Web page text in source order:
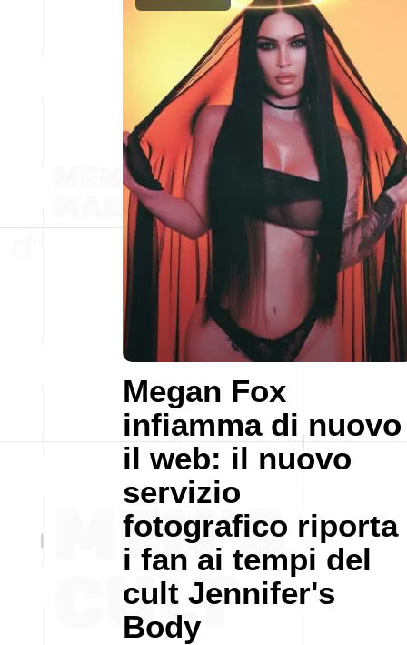
Megan Fox
infiamma di nuovo
il web: il nuovo
servizio
fotografico riporta
i fan ai tempi del
cult Jennifer's
Body